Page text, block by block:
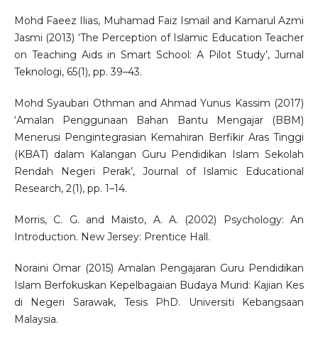
Mohd Faeez Ilias, Muhamad Faiz Ismail and Kamarul Azmi
Jasmi (2013) ‘The Perception of Islamic Education Teacher
on Teaching Aids in Smart School: A Pilot Study’, Jurnal
Teknologi, 65(1), pp. 39–43.
Mohd Syaubari Othman and Ahmad Yunus Kassim (2017)
‘Amalan Penggunaan Bahan Bantu Mengajar (BBM)
Menerusi Pengintegrasian Kemahiran Berfikir Aras Tinggi
(KBAT) dalam Kalangan Guru Pendidikan Islam Sekolah
Rendah Negeri Perak’, Journal of Islamic Educational
Research, 2(1), pp. 1–14.
Morris, C. G. and Maisto, A. A. (2002) Psychology: An
Introduction. New Jersey: Prentice Hall.
Noraini Omar (2015) Amalan Pengajaran Guru Pendidikan
Islam Berfokuskan Kepelbagaian Budaya Murid: Kajian Kes
di Negeri Sarawak, Tesis PhD. Universiti Kebangsaan
Malaysia.